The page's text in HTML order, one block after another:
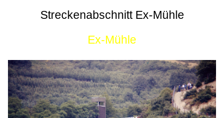
Streckenabschnitt Ex-Mühle
Ex-Mühle